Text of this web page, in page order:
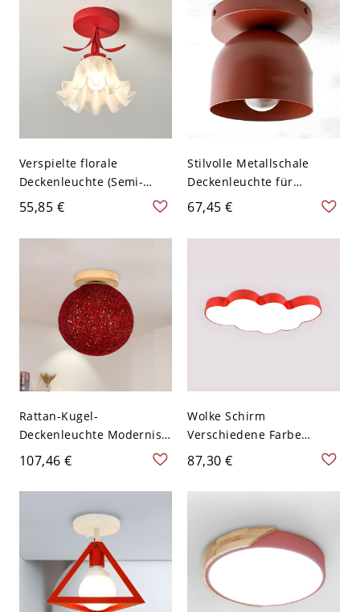
Verspielte florale
Deckenleuchte (Semi-
Flush) mit mattiertem
Glasblütenblatt-Schirm
für Flur und
55,85 €
Stilvolle Metallschale
Deckenleuchte für
moderne Häuser mit
abwärts gerichtetem
Eisenschirm - 110V-120V
67,45 €
Rattan-Kugel-
Deckenleuchte Modernist
1-Licht Rot für
Badezimmer mit Holz-
Canopy, 6" Dia
107,46 €
Wolke Schirm
Verschiedene Farbe
Deckenlampe
Kindesgarten Acryl LED 1-
Kopf Deckenleuchte - Rot
87,30 €